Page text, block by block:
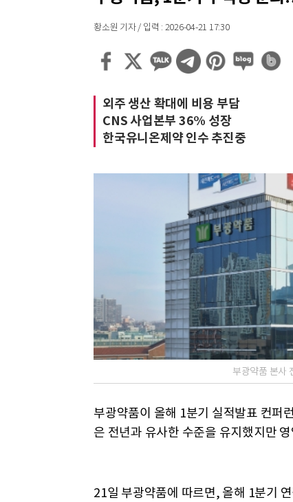
황소원 기자 / 입력 : 2026-04-21 17:30
외주 생산 확대에 비용 부담
CNS 사업본부 36% 성장
한국유니온제약 인수 추진중
부광약품 본사
부광약품이 올해 1분기 실적발표 컨퍼
은 전년과 유사한 수준을 유지했지만
21일 부광약품에 따르면, 올해 1분기